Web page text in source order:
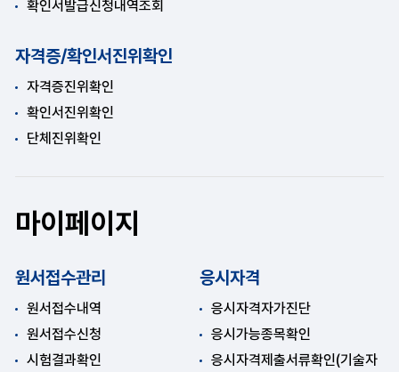
확인서발급신청내역조회
자격증/확인서진위확인
자격증진위확인
확인서진위확인
단체진위확인
마이페이지
원서접수관리
원서접수내역
원서접수신청
시험결과확인
응시자격
응시자격자가진단
응시가능종목확인
응시자격제출서류확인(기술자